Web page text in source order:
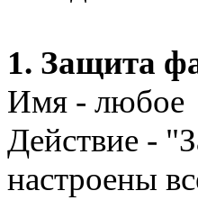
1. Защита
Имя - любое
Действие -
настроены